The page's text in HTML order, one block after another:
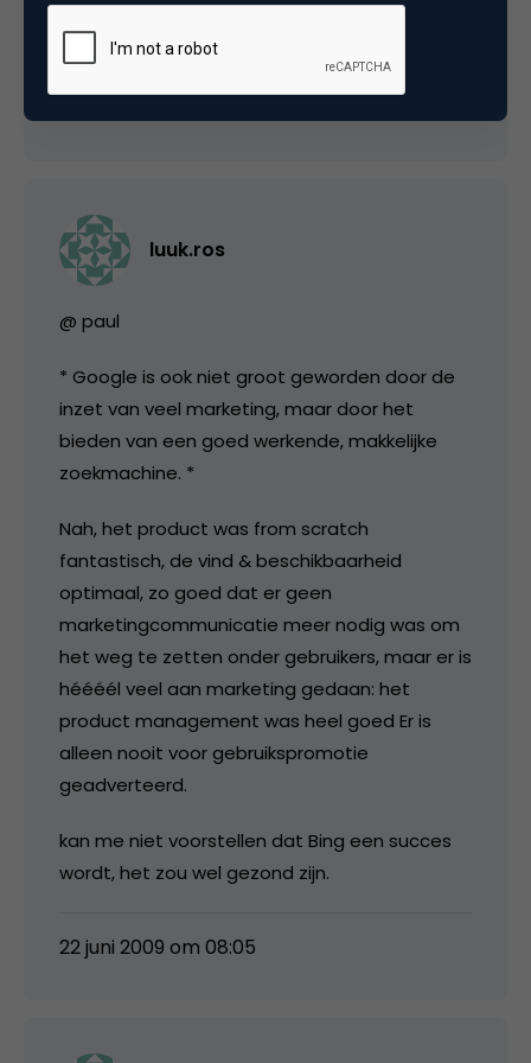
team!
luuk.ros
@ paul
* Google is ook niet groot geworden door de
inzet van veel marketing, maar door het
bieden van een goed werkende, makkelijke
zoekmachine. *
Nah, het product was from scratch
fantastisch, de vind & beschikbaarheid
optimaal, zo goed dat er geen
marketingcommunicatie meer nodig was om
het weg te zetten onder gebruikers, maar er is
héééél veel aan marketing gedaan: het
product management was heel goed Er is
alleen nooit voor gebruikspromotie
geadverteerd.
kan me niet voorstellen dat Bing een succes
wordt, het zou wel gezond zijn.
22 juni 2009 om 08:05